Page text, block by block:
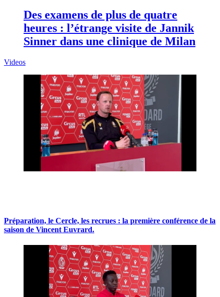
Des examens de plus de quatre
heures : l’étrange visite de Jannik
Sinner dans une clinique de Milan
Videos
Préparation, le Cercle, les recrues : la première conférence de la
saison de Vincent Euvrard.